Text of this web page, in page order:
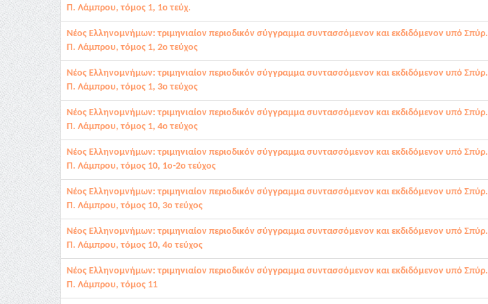
Π. Λάμπρου, τόμος 1, 1ο τεύχ.
Νέος Ελληνομνήμων: τριμηνιαίον περιοδικόν σύγγραμμα συντασσόμενον και εκδιδόμενον υπό Σπύρ.
Π. Λάμπρου, τόμος 1, 2ο τεύχος
Νέος Ελληνομνήμων: τριμηνιαίον περιοδικόν σύγγραμμα συντασσόμενον και εκδιδόμενον υπό Σπύρ.
Π. Λάμπρου, τόμος 1, 3ο τεύχος
Νέος Ελληνομνήμων: τριμηνιαίον περιοδικόν σύγγραμμα συντασσόμενον και εκδιδόμενον υπό Σπύρ.
Π. Λάμπρου, τόμος 1, 4ο τεύχος
Νέος Ελληνομνήμων: τριμηνιαίον περιοδικόν σύγγραμμα συντασσόμενον και εκδιδόμενον υπό Σπύρ.
Π. Λάμπρου, τόμος 10, 1ο-2ο τεύχος
Νέος Ελληνομνήμων: τριμηνιαίον περιοδικόν σύγγραμμα συντασσόμενον και εκδιδόμενον υπό Σπύρ.
Π. Λάμπρου, τόμος 10, 3ο τεύχος
Νέος Ελληνομνήμων: τριμηνιαίον περιοδικόν σύγγραμμα συντασσόμενον και εκδιδόμενον υπό Σπύρ.
Π. Λάμπρου, τόμος 10, 4ο τεύχος
Νέος Ελληνομνήμων: τριμηνιαίον περιοδικόν σύγγραμμα συντασσόμενον και εκδιδόμενον υπό Σπύρ.
Π. Λάμπρου, τόμος 11